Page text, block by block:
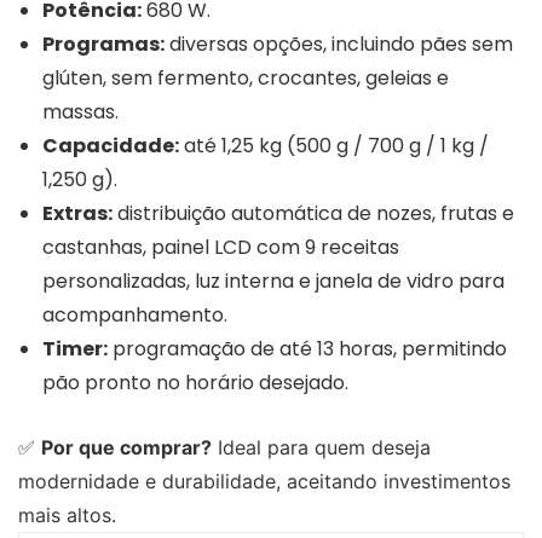
Potência:680 W.
Programas:diversas opções, incluindo pães sem
glúten, sem fermento, crocantes, geleias e
massas.
Capacidade:até 1,25 kg (500 g / 700 g / 1 kg /
1,250 g).
Extras:distribuição automática de nozes, frutas e
castanhas, painel LCD com 9 receitas
personalizadas, luz interna e janela de vidro para
acompanhamento.
Timer: programação de até 13 horas, permitindo
pão pronto no horário desejado.
✅ Por que comprar? Ideal para quem deseja
modernidade e durabilidade, aceitando investimentos
mais altos.